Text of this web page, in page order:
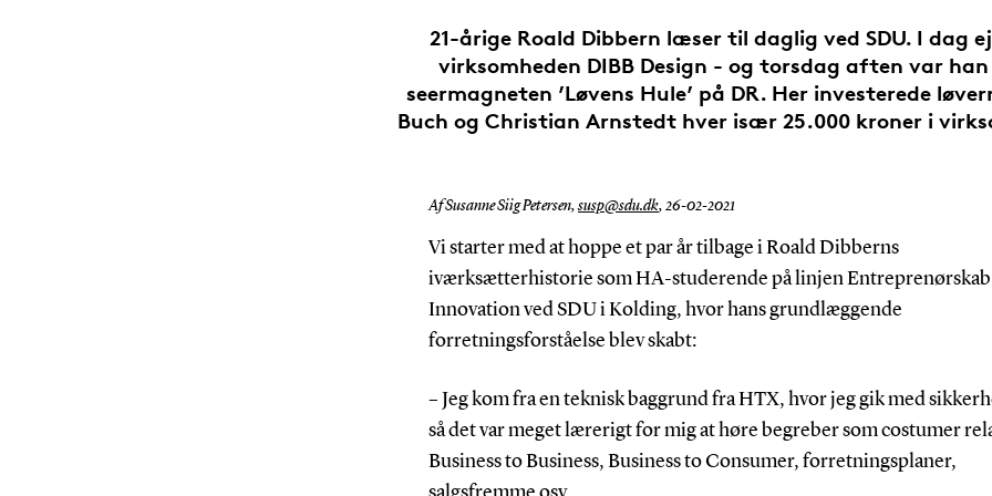
21-årige Roald Dibbern læser til daglig ved SDU. I dag
virksomheden DIBB Design - og torsdag aften var
seermagneten ’Løvens Hule’ på DR. Her investerede
Buch og Christian Arnstedt hver især 25.000 kroner i
Af Susanne Siig Petersen, susp@sdu.dk, 26-02-2021
Vi starter med at hoppe et par år tilbage i Roald Dibberns
iværksætterhistorie som HA-studerende på linjen Entreprenørskab
Innovation ved SDU i Kolding, hvor hans grundlæggende
forretningsforståelse blev skabt:
– Jeg kom fra en teknisk baggrund fra HTX, hvor jeg gik med
så det var meget lærerigt for mig at høre begreber som costumer
Business to Business, Business to Consumer, forretningsplaner,